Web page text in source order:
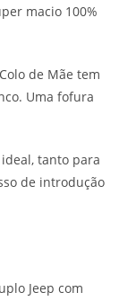
macio 100%
de Mãe tem
Uma fofura
tanto para
de introdução
Jeep com